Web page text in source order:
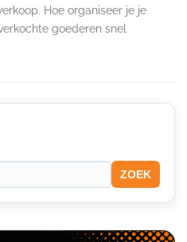
Hoe organiseer je je
goederen snel
ZOEK